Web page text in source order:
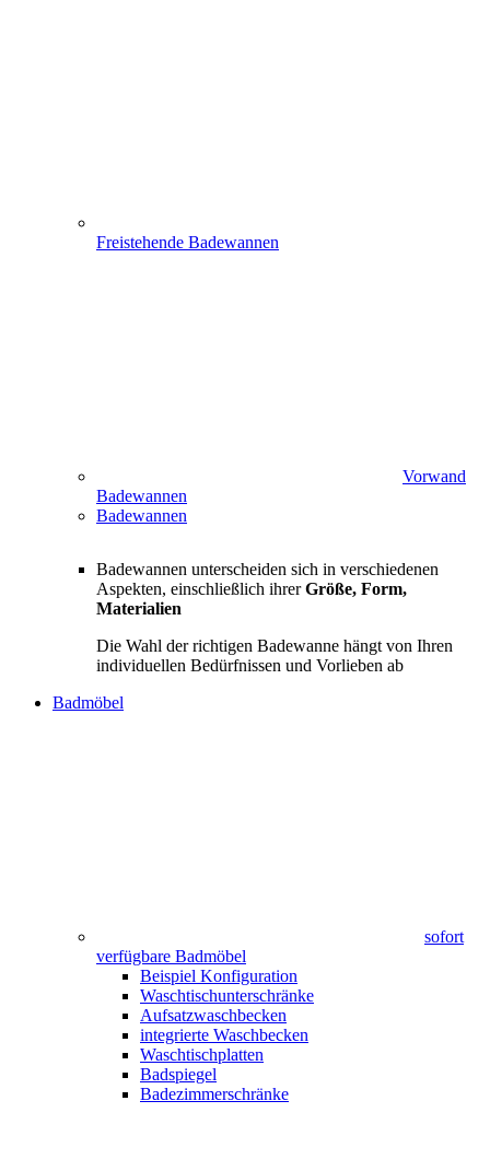
Freistehende Badewannen
Vorwand
Badewannen
Badewannen
Badewannen unterscheiden sich in verschiedenen
Aspekten, einschließlich ihrerGröße, Form,
Materialien
Die Wahl der richtigen Badewanne hängt von Ihren
individuellen Bedürfnissen und Vorlieben ab
Badmöbel
sofort
verfügbare Badmöbel
Beispiel Konfiguration
Waschtischunterschränke
Aufsatzwaschbecken
integrierte Waschbecken
Waschtischplatten
Badspiegel
Badezimmerschränke